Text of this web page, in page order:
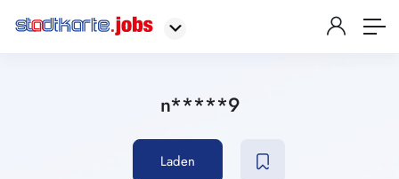
n*****9
Laden